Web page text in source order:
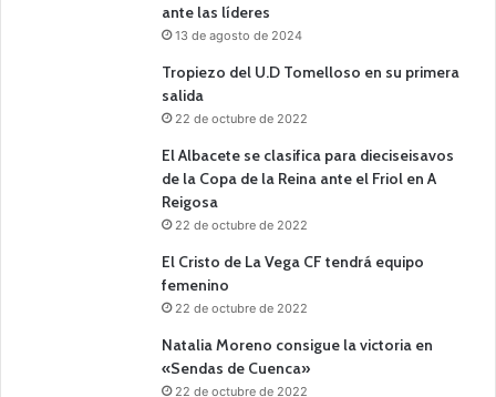
ante las líderes
13 de agosto de 2024
Tropiezo del U.D Tomelloso en su primera
salida
22 de octubre de 2022
El Albacete se clasifica para dieciseisavos
de la Copa de la Reina ante el Friol en A
Reigosa
22 de octubre de 2022
El Cristo de La Vega CF tendrá equipo
femenino
22 de octubre de 2022
Natalia Moreno consigue la victoria en
«Sendas de Cuenca»
22 de octubre de 2022